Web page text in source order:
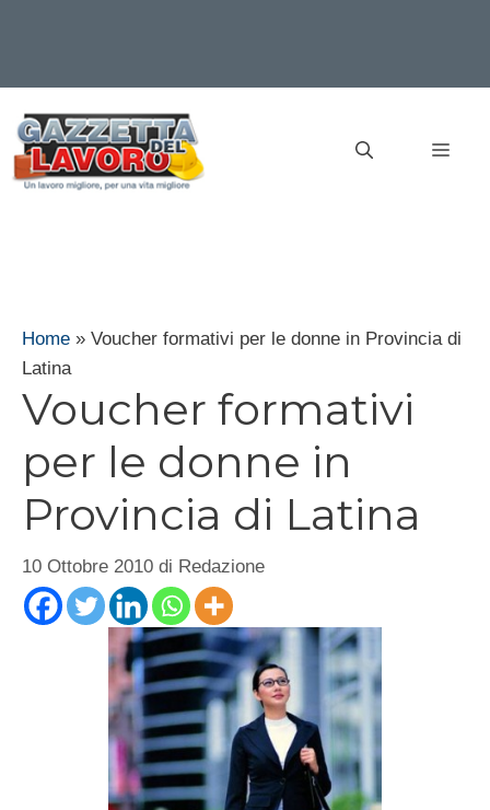
contenuto
Home » Voucher formativi per le donne in Provincia di
Latina
Voucher formativi
per le donne in
Provincia di Latina
10 Ottobre 2010 di Redazione